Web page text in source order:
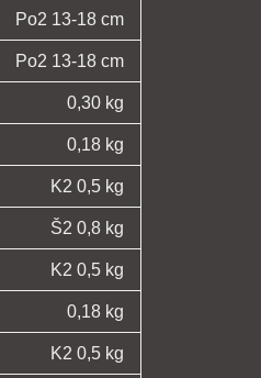
Po2 13-18 cm
Po2 13-18 cm
0,30 kg
0,18 kg
K2 0,5 kg
Š2 0,8 kg
K2 0,5 kg
0,18 kg
K2 0,5 kg